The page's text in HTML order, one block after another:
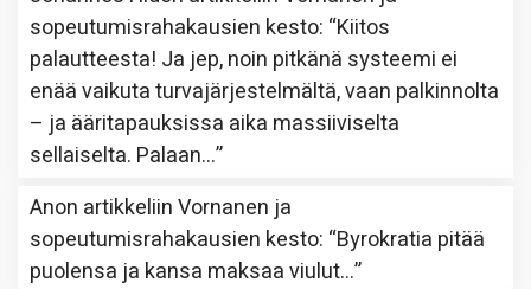
sopeutumisrahakausien kesto: “Kiitos
palautteesta! Ja jep, noin pitkänä systeemi ei
enää vaikuta turvajärjestelmältä, vaan palkinnolta
– ja ääritapauksissa aika massiiviselta
sellaiselta. Palaan…”
Anon artikkeliinVornanen ja
sopeutumisrahakausien kesto: “Byrokratia pitää
puolensa ja kansa maksaa viulut…”